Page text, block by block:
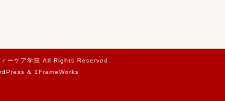
ーケア学院 All Rights Reserved.
& 1FrameWorks